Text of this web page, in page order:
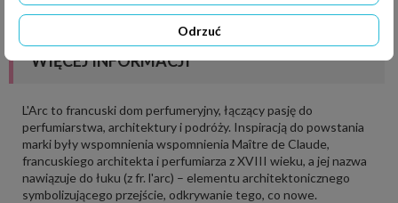
WIĘCEJ INFORMACJI
L'Arc to francuski dom perfumeryjny, łączący pasję do
perfumiarstwa, architektury i podróży. Inspiracją do powstania
marki były wspomnienia wspomnienia Maître de Claude,
francuskiego architekta i perfumiarza z XVIII wieku, a jej nazwa
nawiązuje do łuku (z fr. l'arc) – elementu architektonicznego
symbolizującego przejście, odkrywanie tego, co nowe.
Odrzuć